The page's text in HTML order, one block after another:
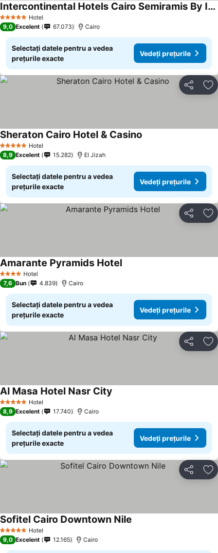
5 Stele Hotel
Intercontinental Hotels Cairo Semiramis By Ihg
9,0 Excelent 67.073 Cairo
Selectați datele pentru a vedea
prețurile exacte
Vedeți prețurile
Distribuiți
5 Stele Hotel
Sheraton Cairo Hotel & Casino
8,9 Excelent 15.282 El Jizah
Selectați datele pentru a vedea
prețurile exacte
Vedeți prețurile
Distribuiți
4 Stele Hotel
Amarante Pyramids Hotel
7,6 Bun 4.839 Cairo
Selectați datele pentru a vedea
prețurile exacte
Vedeți prețurile
Distribuiți
5 Stele Hotel
Al Masa Hotel Nasr City
8,9 Excelent 17.740 Cairo
Selectați datele pentru a vedea
prețurile exacte
Vedeți prețurile
Distribuiți
5 Stele Hotel
Sofitel Cairo Downtown Nile
9,0 Excelent 12.165 Cairo